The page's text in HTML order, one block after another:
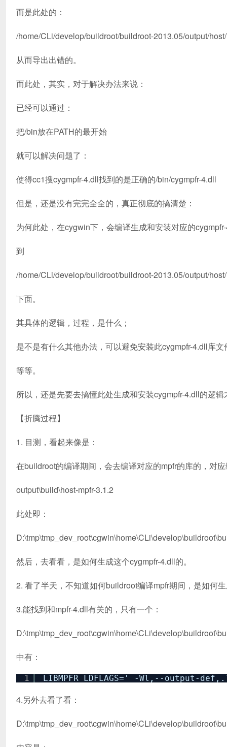
而是此处的：
/home/CLi/develop/buildroot/buildroot-2013.05/output/
从而导出出错的。
而此处，其实，对于解决办法来说：
已经可以通过：
把/bin放在PATH的最开始
就可以解决问题了：
使得cc1搜cygmpfr-4.dll找到的是正确的/bin/cygmpfr-4.dll
但是，还是没有完完全全的，真正彻底的搞清楚：
为何此处，在cygwin下，会编译生成和安装对应的
到
/home/CLi/develop/buildroot/buildroot-2013.05/output/
下面。
其具体的逻辑，过程，是什么；
是不是有什么其他办法，可以避免安装此cygmpfr-4.dll库文
等等。
所以，还是先要去搞懂此处生成和安装cygmpfr-4.dll的逻辑
【折腾过程】
1. 目测，看起来像是：
在buildroot的编译期间，会去编译对应的mpfr的库的，对
output\build\host-mpfr-3.1.2
此处即：
然后，去看看，是如何生成这个cygmpfr-4.dll的。
2. 看了半天，不知道如何buildroot编译mpfr期间，是如何生
3.能找到和mpfr-4.dll有关的，只有一个：
中有：
1 LIBMPFR_LDFLAGS=' -Wl,--output-
4.另外去看了看：